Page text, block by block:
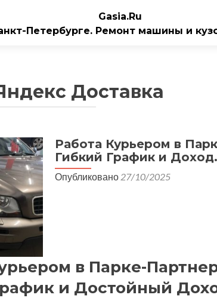
Gasia.Ru
Петербурге. Ремонт машины и
Доставка
Работа Курьером в
Гибкий График и Доход.
Опубликовано 27/10/2025
в Парке-
и Достойный